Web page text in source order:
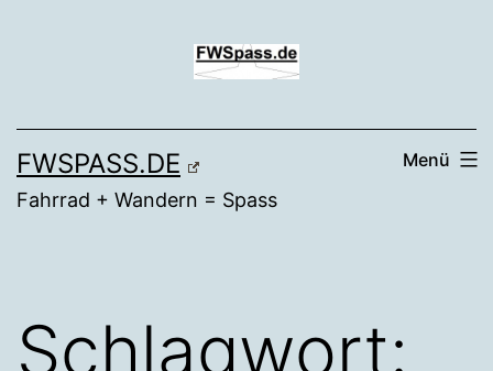
FWSPASS.DE
Fahrrad + Wandern = Spass
Menü
Schlagwort: